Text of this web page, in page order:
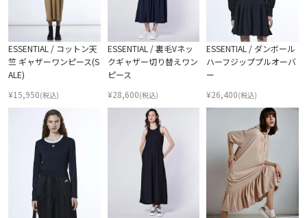
ESSENTIAL / コットン天
竺 ギャザーワンピース(S
ALE)
¥15,950(税込)
ESSENTIAL / 裏毛Vネッ
クギャザー切り替えワン
ピース
¥28,600(税込)
ESSENTIAL / ダンボール
ハーフジッププルオーバ
ー
¥26,400(税込)